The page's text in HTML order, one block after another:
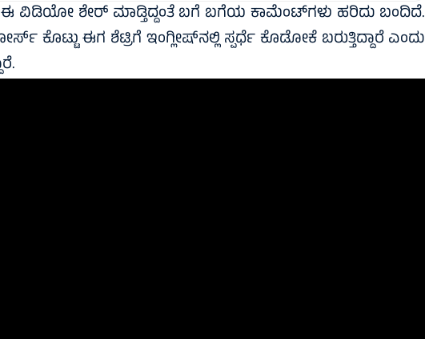
ಈ ವಿಡಿಯೋ ಶೇರ್ ಮಾಡ್ತಿದ್ದಂತೆ ಬಗೆ ಬಗೆಯ ಕಾಮೆಂಟ್‌ಗಳು ಹರಿದು ಬಂದಿದೆ.
ಈಗ ಶೆಟ್ರಿಗೆ ಇಂಗ್ಲೀಷ್‌ನಲ್ಲಿ ಸ್ಪರ್ಧೆ ಕೊಡೋಕೆ ಬರುತ್ತಿದ್ದಾರೆ ಎಂದು